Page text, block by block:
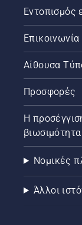
Εντοπισμός
Επικοινωνία
Αίθουσα
Προσφορές
Η
βιωσιμότητα
Νομικές
Άλλοι